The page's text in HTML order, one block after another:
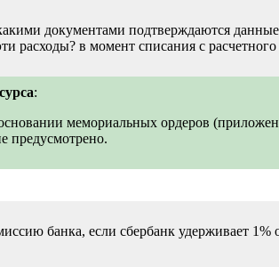
документами подтверждаются
расходы? в момент списания с расчетного
:
мемориальных ордеров
предусмотрено.
банка, если сбербанк удерживает